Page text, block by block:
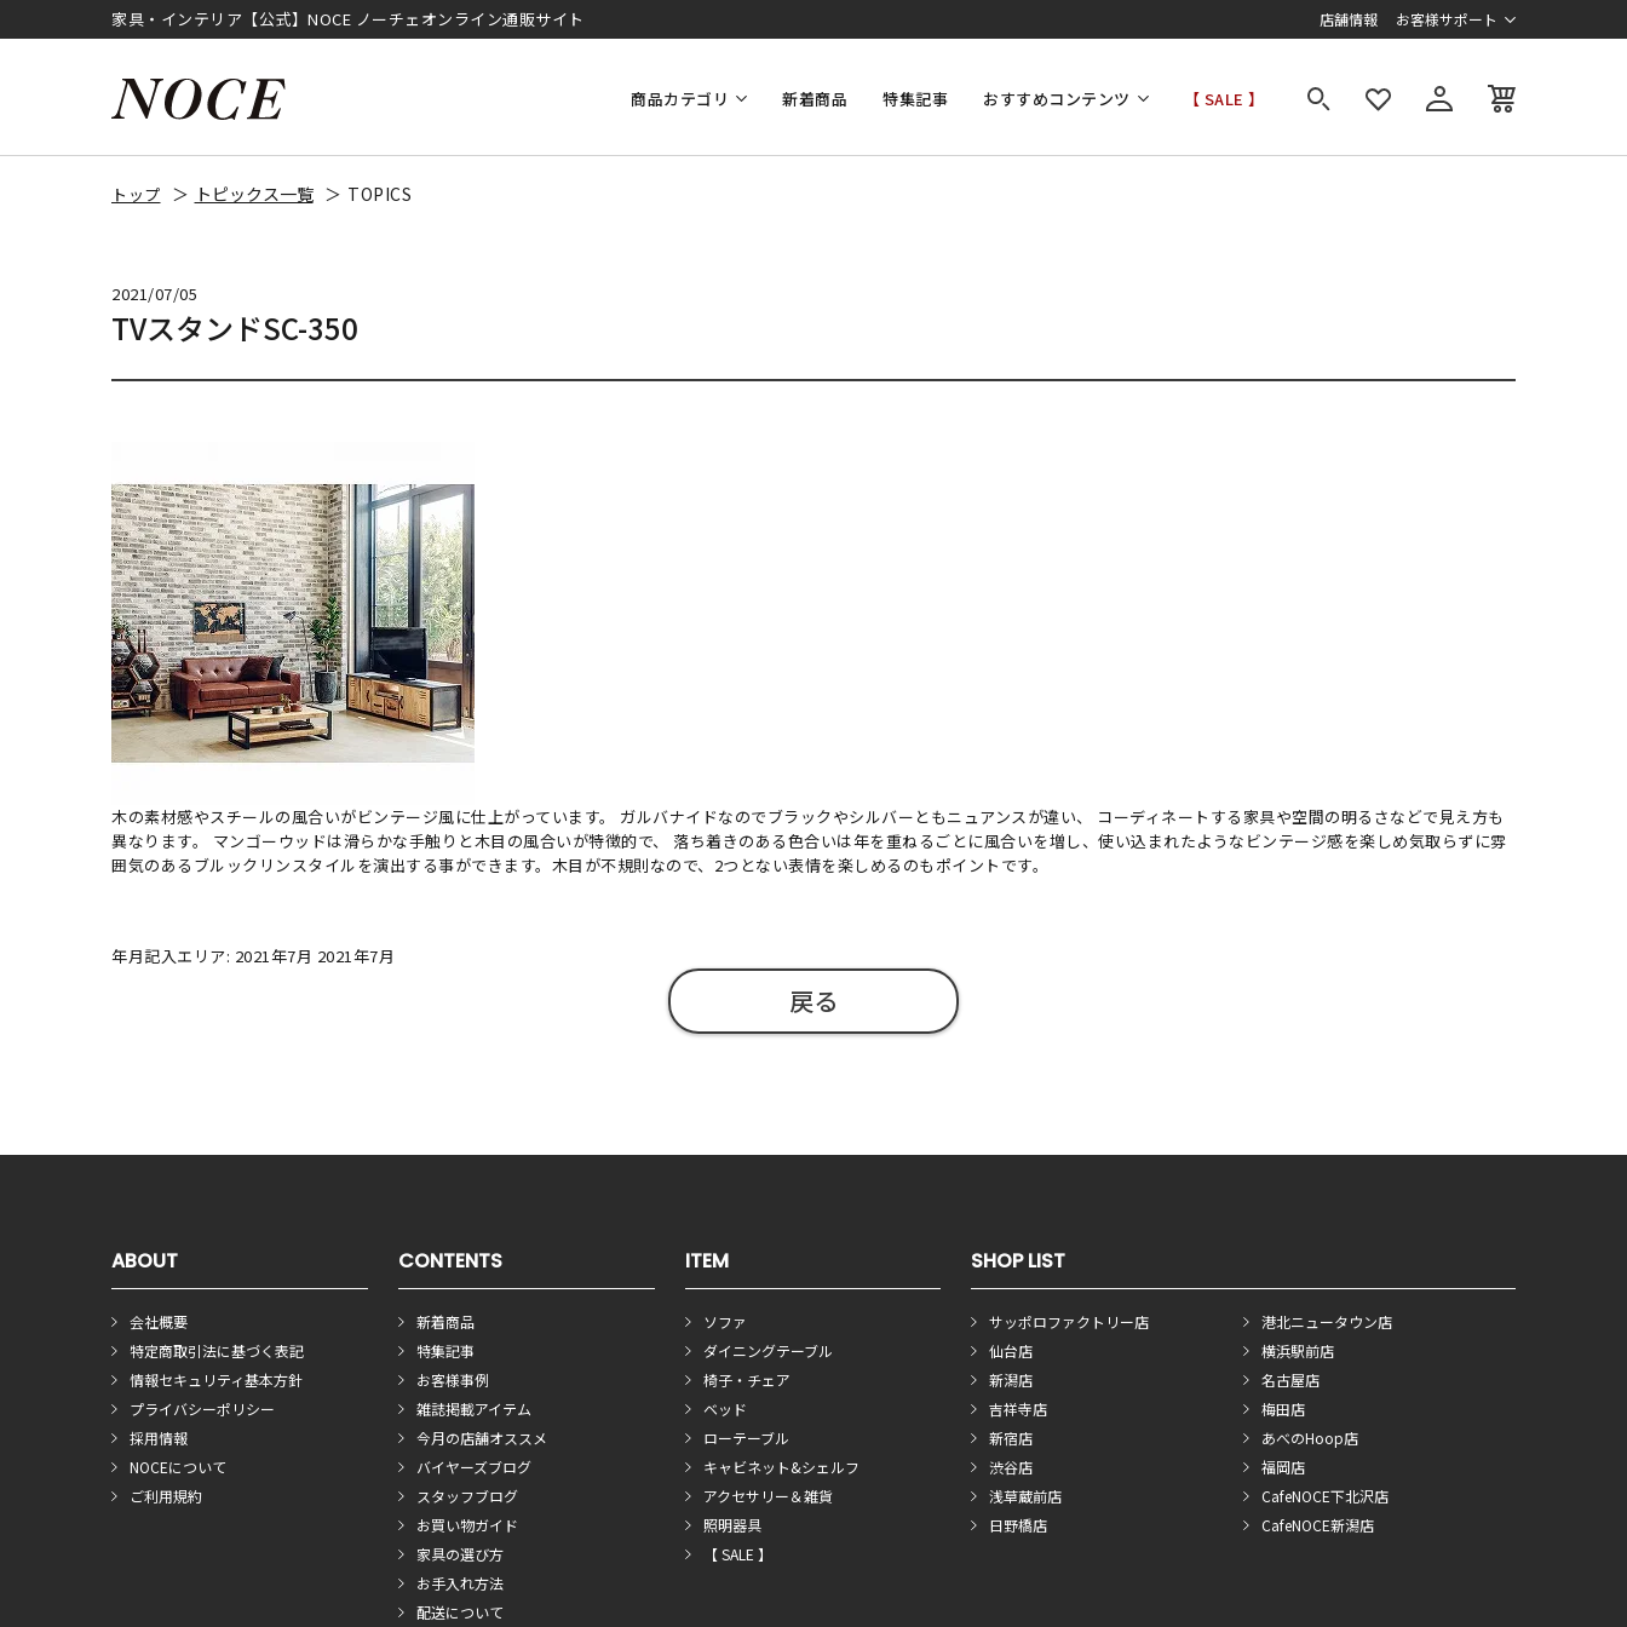
家具・インテリア【公式】NOCE ノーチェオンライン通販サイト 店舗情報 お客様サポート
商品カテゴリ 新着商品 特集記事 おすすめコンテンツ 【 SALE 】
トップ トピックス一覧 TOPICS
2021/07/05
TVスタンドSC-350
木の素材感やスチールの風合いがビンテージ風に仕上がっています。 ガルバナイドなのでブラックやシルバーともニュアンスが違い、 コーディネートする家具や空間の明るさなどで見え方も
異なります。 マンゴーウッドは滑らかな手触りと木目の風合いが特徴的で、 落ち着きのある色合いは年を重ねるごとに風合いを増し、使い込まれたようなビンテージ感を楽しめ気取らずに雰
囲気のあるブルックリンスタイルを演出する事ができます。木目が不規則なので、2つとない表情を楽しめるのもポイントです。
年月記入エリア: 2021年7月 2021年7月
戻る
ABOUT
会社概要
特定商取引法に基づく表記
情報セキュリティ基本方針
プライバシーポリシー
採用情報
NOCEについて
ご利用規約
CONTENTS
新着商品
特集記事
お客様事例
雑誌掲載アイテム
今月の店舗オススメ
バイヤーズブログ
スタッフブログ
お買い物ガイド
家具の選び方
お手入れ方法
配送について
ITEM
ソファ
ダイニングテーブル
椅子・チェア
ベッド
ローテーブル
キャビネット&シェルフ
アクセサリー＆雑貨
照明器具
【 SALE 】
SHOP LIST
サッポロファクトリー店
仙台店
新潟店
吉祥寺店
新宿店
渋谷店
浅草蔵前店
日野橋店
港北ニュータウン店
横浜駅前店
名古屋店
梅田店
あべのHoop店
福岡店
CafeNOCE下北沢店
CafeNOCE新潟店